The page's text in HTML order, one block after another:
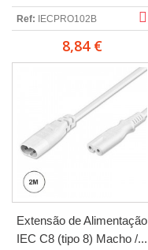
Ref: IECPRO102B
8,84 €
Extensão de Alimentação
IEC C8 (tipo 8) Macho /...